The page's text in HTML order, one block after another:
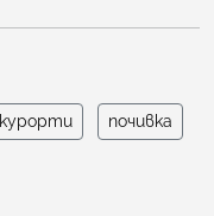
курорти почивка